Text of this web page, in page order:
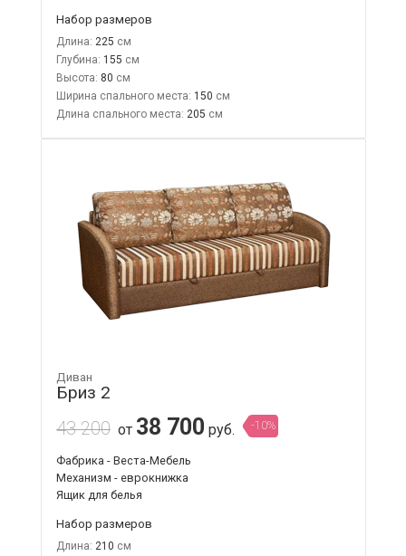
Набор размеров
Длина: 225
Глубина: 155
Высота: 80
Ширина спального места: 150
Длина спального места: 205
Диван
Бриз 2
43 200 от 38 700 руб. -10%
Фабрика - Веста-Мебель
Механизм - еврокнижка
Ящик для белья
Набор размеров
Длина: 210